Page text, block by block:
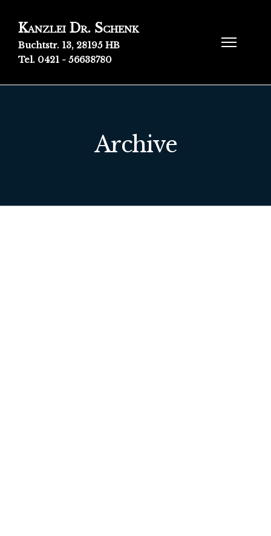
Kanzlei Dr. Schenk
Buchtstr. 13, 28195 HB
Tel. 0421 - 56638780
Archive